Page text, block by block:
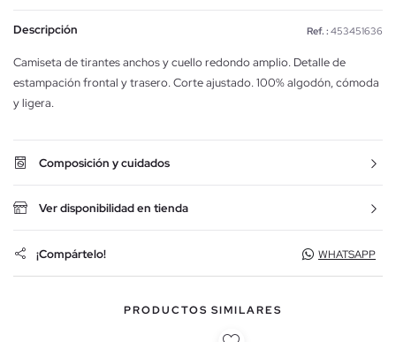
Descripción Ref. : 453451636
Camiseta de tirantes anchos y cuello redondo amplio. Detalle de
estampación frontal y trasero. Corte ajustado. 100% algodón, cómoda
y ligera.
Composición y cuidados
Ver disponibilidad en tienda
¡Compártelo! WHATSAPP
PRODUCTOS SIMILARES